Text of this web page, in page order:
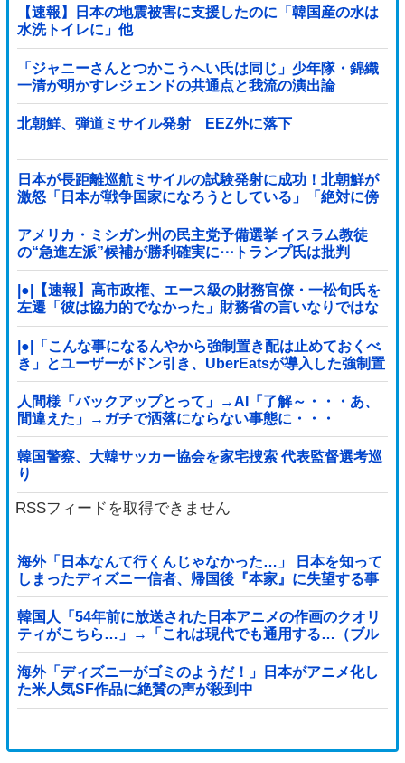
【速報】日本の地震被害に支援したのに「韓国産の水は
水洗トイレに」他
「ジャニーさんとつかこうへい氏は同じ」少年隊・錦織
一清が明かすレジェンドの共通点と我流の演出論
北朝鮮、弾道ミサイル発射 EEZ外に落下
日本が長距離巡航ミサイルの試験発射に成功！北朝鮮が
激怒「日本が戦争国家になろうとしている」「絶対に傍
観しない、必ず後悔させる」
アメリカ・ミシガン州の民主党予備選挙 イスラム教徒
の“急進左派”候補が勝利確実に⋯トランプ氏は批判
|●|【速報】高市政権、エース級の財務官僚・一松旬氏を
左遷「彼は協力的でなかった」財務省の言いなりではな
いことが判明
|●|「こんな事になるんやから強制置き配は止めておくべ
き」とユーザーがドン引き、UberEatsが導入した強制置
き配が起こしたのは……
人間様「バックアップとって」→AI「了解～・・・あ、
間違えた」→ガチで洒落にならない事態に・・・
韓国警察、大韓サッカー協会を家宅捜索 代表監督選考巡
り
RSSフィードを取得できません
海外「日本なんて行くんじゃなかった…」 日本を知って
しまったディズニー信者、帰国後『本家』に失望する事
態に
韓国人「54年前に放送された日本アニメの作画のクオリ
ティがこちら…」→「これは現代でも通用する…（ブル
ブル」＝韓国の反応
海外「ディズニーがゴミのようだ！」日本がアニメ化し
た米人気SF作品に絶賛の声が殺到中